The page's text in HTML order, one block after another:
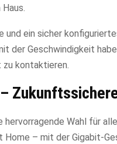
und ein sicher
der Geschwindigkeit
zu kontaktieren.
Wahl für
Home – mit der Gigabit-